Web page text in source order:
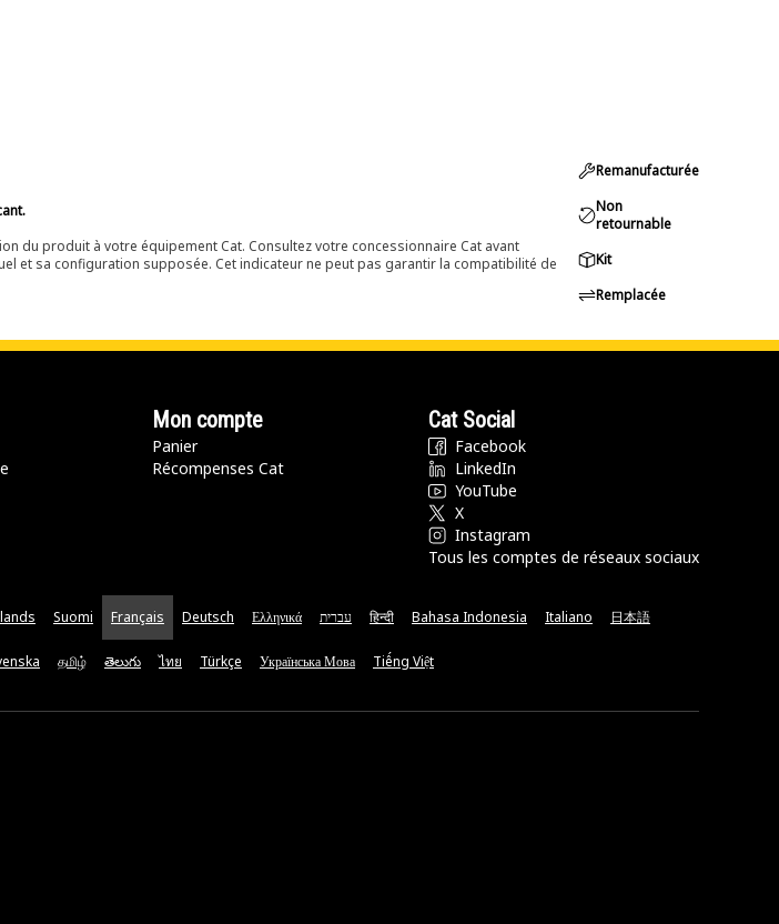
du produit à votre équipement Cat. Consultez votre concessionnaire Cat avant
et sa configuration supposée. Cet indicateur ne peut pas garantir la compatibilité de
Remanufacturée
Non
retournable
Kit
Remplacée
Mon compte
Panier
Récompenses Cat
Cat Social
Facebook
LinkedIn
YouTube
X
Instagram
Tous les comptes de réseaux sociaux
Suomi Français Deutsch Ελληνικά עברית हिन्दी Bahasa Indonesia Italiano 日本語
தமிழ் తెలుగు ไทย Türkçe Українська Мова Tiếng Việt